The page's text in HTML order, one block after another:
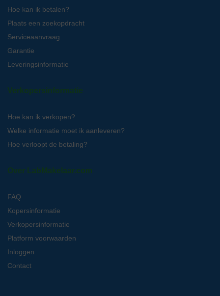
Hoe kan ik betalen?
Plaats een zoekopdracht
Serviceaanvraag
Garantie
Leveringsinformatie
Verkopersinformatie
Hoe kan ik verkopen?
Welke informatie moet ik aanleveren?
Hoe verloopt de betaling?
Over LabMakelaar.com
FAQ
Kopersinformatie
Verkopersinformatie
Platform voorwaarden
Inloggen
Contact